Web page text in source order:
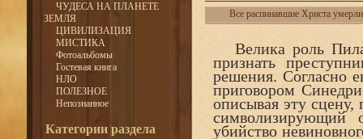
ЧУДЕСА НА ПЛАНЕТЕ
ЗЕМЛЯ
ЦИВИЛИЗАЦИЯ
МИСТИКА
Фотоальбомы
Гостевая книга
НЛО
ПОЛЕЗНОЕ
Непознанное
Категории раздела
Все распинавшие Христа
Велика роль
признать
решения. Согласно
приговором
описывая эту
символизирующий
убийство